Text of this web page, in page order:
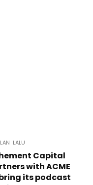
LALU
Capital
with ACME
its podcast